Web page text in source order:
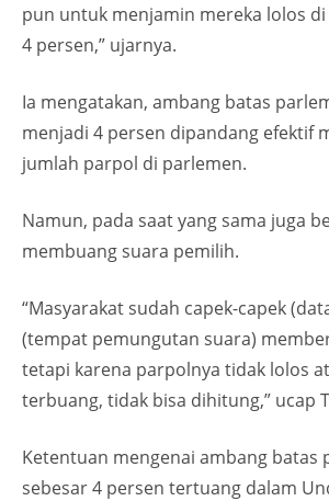
pun untuk menjamin mereka lolos
4 persen,” ujarnya.
Ia mengatakan, ambang batas
menjadi 4 persen dipandang efektif
jumlah parpol di parlemen.
Namun, pada saat yang sama juga
membuang suara pemilih.
“Masyarakat sudah capek-capek
(tempat pemungutan suara)
tetapi karena parpolnya tidak lolos
terbuang, tidak bisa dihitung,” ucap
Ketentuan mengenai ambang batas
sebesar 4 persen tertuang dalam